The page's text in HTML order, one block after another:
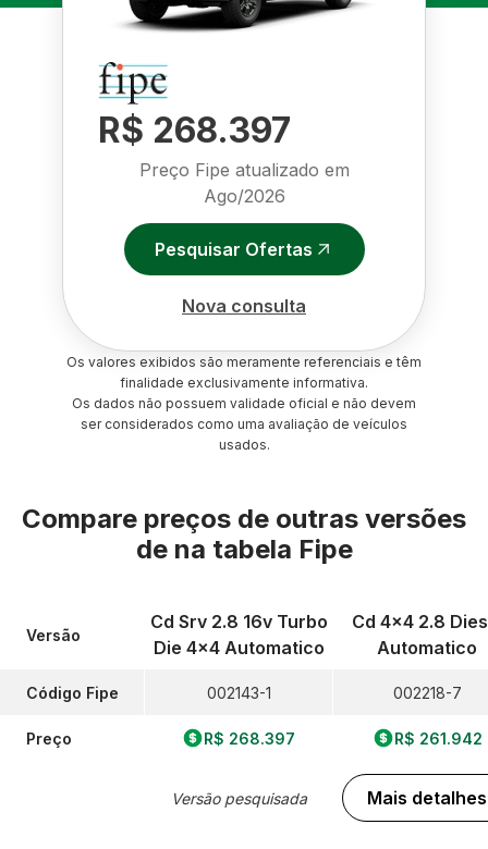
R$ 268.397
Preço Fipe atualizado em
Ago/2026
Pesquisar Ofertas
Nova consulta
Os valores exibidos são meramente referenciais e têm
finalidade exclusivamente informativa.
Os dados não possuem validade oficial e não devem
ser considerados como uma avaliação de veículos
usados.
Compare preços de outras versões
de na tabela Fipe
Versão
Código Fipe
Preço
Cd Srv 2.8 16v Turbo
Die 4x4 Automatico
002143-1
R$ 268.397
Versão pesquisada
Cd 4x4 2.8
Automatico
002218-7
R$ 261.942
Mais detalhes